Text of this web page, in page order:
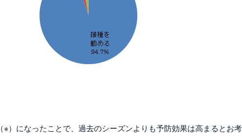
）になったことで、過去のシーズンよりも予防効果は高まるとお